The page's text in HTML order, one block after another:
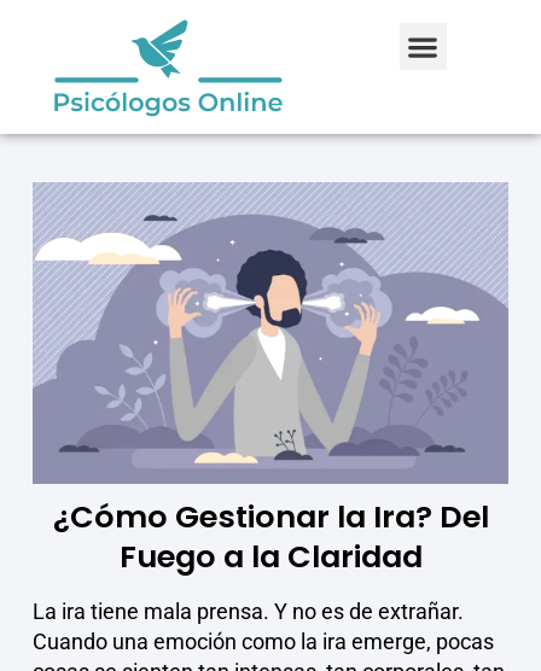
¿Cómo Gestionar la Ira? Del
Fuego a la Claridad
La ira tiene mala prensa. Y no es de extrañar.
Cuando una emoción como la ira emerge, pocas